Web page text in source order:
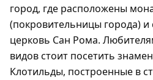
город, где расположены
(покровительницы города) и
церковь Сан Рома.
видов стоит посетить
Клотильды, построенные в